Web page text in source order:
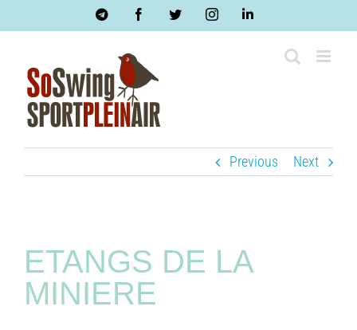
TelegramFacebookTwitterInstagramLinkedIn
Previous Next
ETANGS DE LA
MINIERE